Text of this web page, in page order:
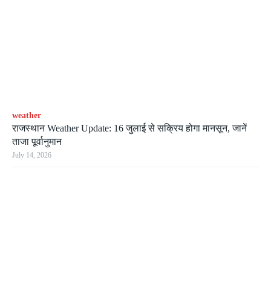
weather
राजस्थान Weather Update: 16 जुलाई से सक्रिय होगा मानसून, जानें
ताजा पूर्वानुमान
July 14, 2026